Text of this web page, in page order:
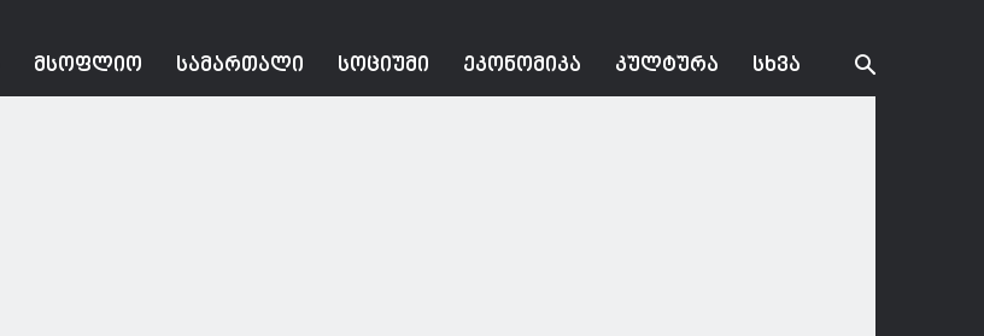
ᲛᲡᲝᲤᲚᲘᲝ ᲡᲐᲛᲐᲠᲗᲐᲚᲘ ᲡᲝᲪᲘᲣᲛᲘ ᲔᲙᲝᲜᲝᲛᲘᲙᲐ ᲙᲣᲚᲢᲣᲠᲐ ᲡᲮᲕᲐ